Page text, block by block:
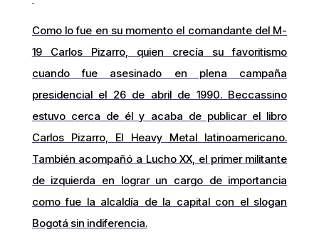
Como lo fue en su momento el comandante del M-
19 Carlos Pizarro, quien crecía su favoritismo
cuando fue asesinado en plena campaña
presidencial el 26 de abril de 1990. Beccassino
estuvo cerca de él y acaba de publicar el libro
Carlos Pizarro, El Heavy Metal latinoamericano.
También acompañó a Lucho XX, el primer militante
de izquierda en lograr un cargo de importancia
como fue la alcaldía de la capital con el slogan
Bogotá sin indiferencia.